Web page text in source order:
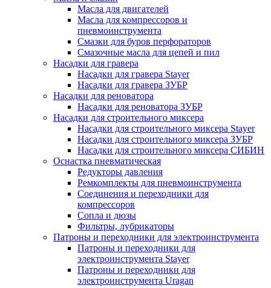
Масла для двигателей
Масла для компрессоров и
пневмоинструмента
Смазки для буров перфораторов
Смазочные масла для цепей и пил
Насадки для гравера
Насадки для гравера Stayer
Насадки для гравера ЗУБР
Насадки для реноватора
Насадки для реноватора ЗУБР
Насадки для строительного миксера
Насадки для строительного миксера Stayer
Насадки для строительного миксера ЗУБР
Насадки для строительного миксера СИБИН
Оснастка пневматическая
Редукторы давления
Ремкомплекты для пневмоинструмента
Соединения и переходники для
компрессоров
Сопла и дюзы
Фильтры, лубрикаторы
Патроны и переходники для электроинструмента
Патроны и переходники для
электроинструмента Stayer
Патроны и переходники для
электроинструмента Uragan